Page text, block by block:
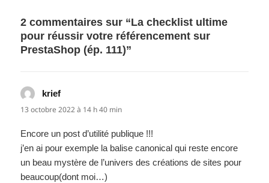
2 commentaires sur “La checklist ultime
pour réussir votre référencement sur
PrestaShop (ép. 111)”
krief
13 octobre 2022 à 14 h 40 min
Encore un post d’utilité publique !!!
j’en ai pour exemple la balise canonical qui reste encore
un beau mystère de l’univers des créations de sites pour
beaucoup(dont moi…)